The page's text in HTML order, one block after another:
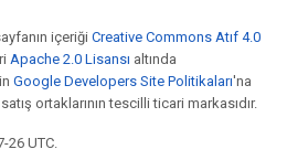
içeriği Creative Commons Atıf 4.0
Apache 2.0 Lisansı altında
Google Developers Site Politikaları'na
ortaklarının tescilli ticari markasıdır.
26 UTC.